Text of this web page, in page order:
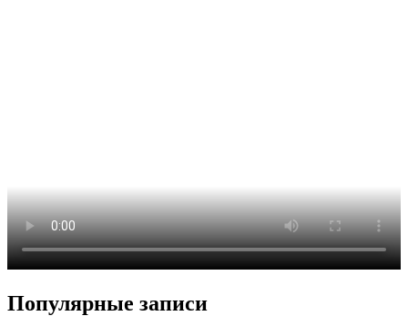
Популярные записи